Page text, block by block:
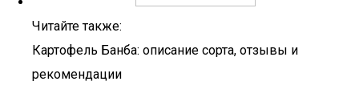
Читайте также:
Картофель Банба: описание сорта, отзывы и
рекомендации